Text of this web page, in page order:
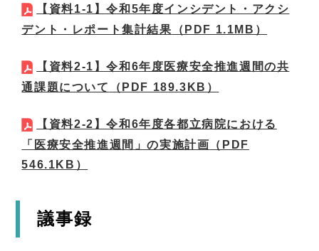
【資料1-1】令和5年度インシデント・アクシ
デント・レポート集計結果 （PDF 1.1MB）
【資料2-1】令和6年度医療安全推進週間の共
通課題について
（PDF 189.3KB）
【資料2-2】令和6年度各都立病院における
「医療安全推進週間」の実施計画 （PDF
546.1KB）
議事録